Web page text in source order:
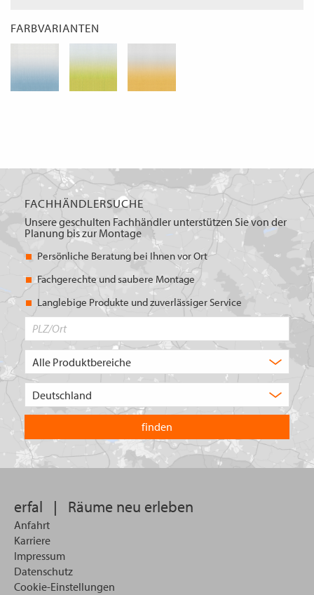
FARBVARIANTEN
FACHHÄNDLERSUCHE
Unsere geschulten Fachhändler unterstützen Sie von der
Planung bis zur Montage
Persönliche Beratung bei Ihnen vor Ort
Fachgerechte und saubere Montage
Langlebige Produkte und zuverlässiger Service
in
welchem
Land
Sie
suchen
erfal | Räume neu erleben
Anfahrt
Karriere
Impressum
Datenschutz
Cookie-Einstellungen